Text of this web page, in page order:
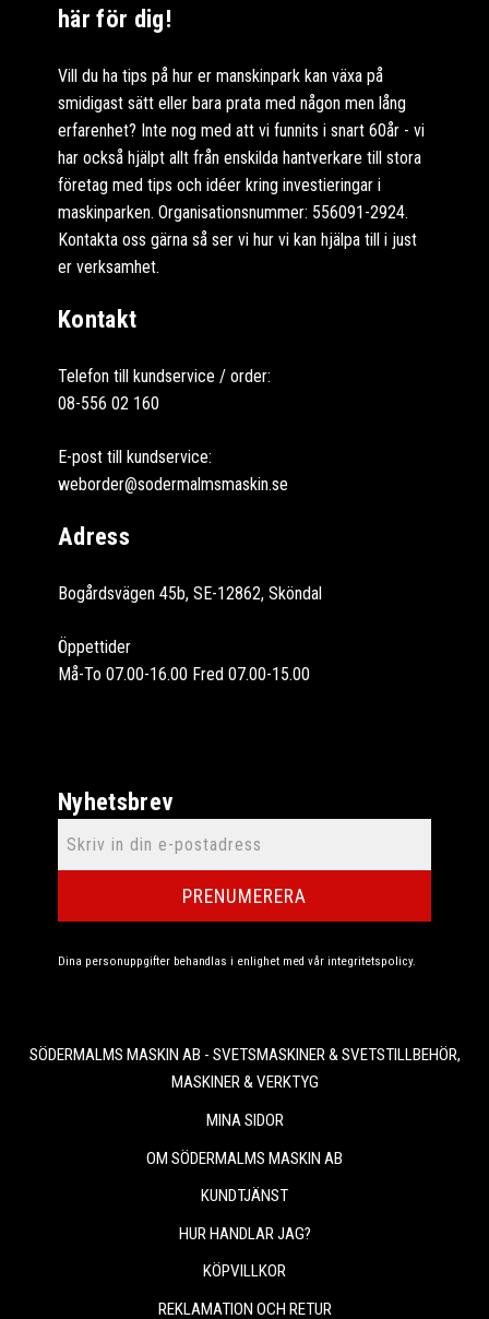
här för dig!
Vill du ha tips på hur er manskinpark kan växa på
smidigast sätt eller bara prata med någon men lång
erfarenhet? Inte nog med att vi funnits i snart 60år - vi
har också hjälpt allt från enskilda hantverkare till stora
företag med tips och idéer kring investieringar i
maskinparken. Organisationsnummer: 556091-2924.
Kontakta oss gärna så ser vi hur vi kan hjälpa till i just
er verksamhet.
Kontakt
Telefon till kundservice / order:
08-556 02 160
E-post till kundservice:
weborder@sodermalmsmaskin.se
Adress
Bogårdsvägen 45b, SE-12862, Sköndal
Öppettider
Må-To 07.00-16.00 Fred 07.00-15.00
Nyhetsbrev
PRENUMERERA
Dina personuppgifter behandlas i enlighet med vår integritetspolicy.
SÖDERMALMS MASKIN AB - SVETSMASKINER & SVETSTILLBEHÖR,
MASKINER & VERKTYG
MINA SIDOR
OM SÖDERMALMS MASKIN AB
KUNDTJÄNST
HUR HANDLAR JAG?
KÖPVILLKOR
REKLAMATION OCH RETUR